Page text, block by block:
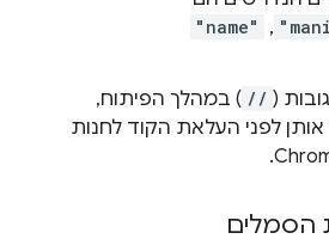
,‏
"name"
(
// ) במהלך הפיתוח,
לפני העלאת הקוד לחנות